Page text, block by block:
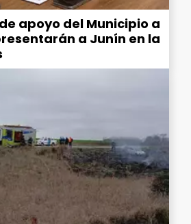
apoyo del Municipio a
a Junín en la